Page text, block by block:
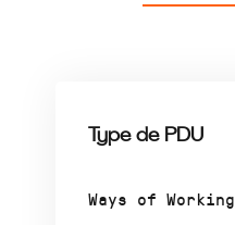
Type de PDU
Ways of Working